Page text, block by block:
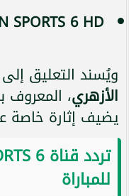
SPORTS 6 HD
ويُسند التعليق
الأزهري، المعروف
يضيف إثارة خاصة
للمباراة